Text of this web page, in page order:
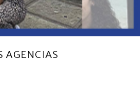
AGENCIAS